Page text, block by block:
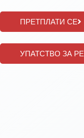
ПРЕТПЛАТИ СЕ
УПАТСТВО ЗА